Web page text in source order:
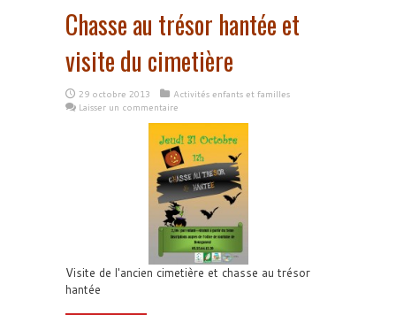
Chasse au trésor hantée et
visite du cimetière
29 octobre 2013
Activités enfants et familles
Laisser un commentaire
Visite de l'ancien cimetière et chasse au trésor
hantée